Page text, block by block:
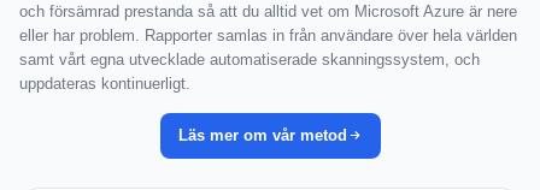
och försämrad prestanda så att du alltid vet om Microsoft Azure är nere
eller har problem. Rapporter samlas in från användare över hela världen
samt vårt egna utvecklade automatiserade skanningssystem, och
uppdateras kontinuerligt.
Läs mer om vår metod